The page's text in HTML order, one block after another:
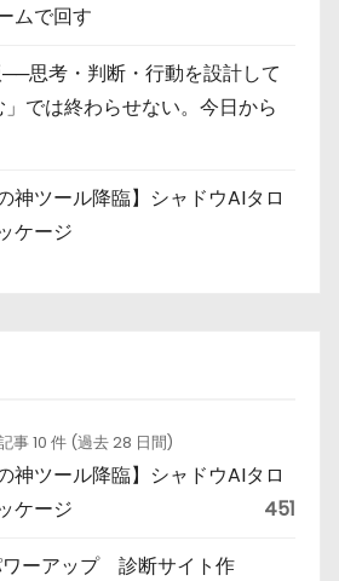
ムで回す
思考・判断・行動を設計して
」では終わらせない。今日から
神ツール降臨】シャドウAIタロ
ケージ
事 10 件 (過去 28 日間)
神ツール降臨】シャドウAIタロ
ケージ
451
ワーアップ 診断サイト作